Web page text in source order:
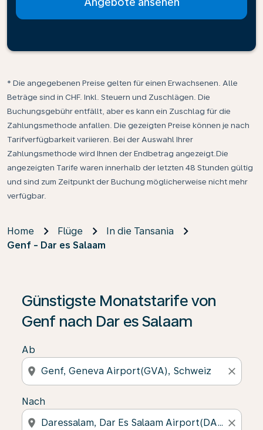
* Die angegebenen Preise gelten für einen Erwachsenen. Alle
Beträge sind in CHF. Inkl. Steuern und Zuschlägen. Die
Buchungsgebühr entfällt, aber es kann ein Zuschlag für die
Zahlungsmethode anfallen. Die gezeigten Preise können je nach
Tarifverfügbarkeit variieren. Bei der Auswahl Ihrer
Zahlungsmethode wird Ihnen der Endbetrag angezeigt.Die
angezeigten Tarife waren innerhalb der letzten 48 Stunden gültig
und sind zum Zeitpunkt der Buchung möglicherweise nicht mehr
verfügbar.
Home Flüge
In die Tansania
Genf - Dar es Salaam
Günstigste Monatstarife von
Genf nach Dar es Salaam
Ab
location_on close
Nach
location_on close